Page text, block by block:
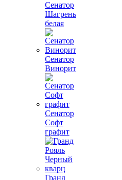
Сенатор
Шагрень
белая
Сенатор
Винорит
Сенатор
Софт
графит
Гранд